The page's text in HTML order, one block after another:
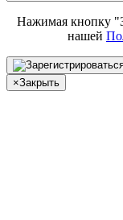
Нажимая кнопку
нашей
×Закрыть